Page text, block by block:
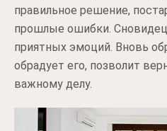
правильное решение,
прошлые ошибки.
приятных эмоций. Вновь
обрадует его, позволит
важному делу.